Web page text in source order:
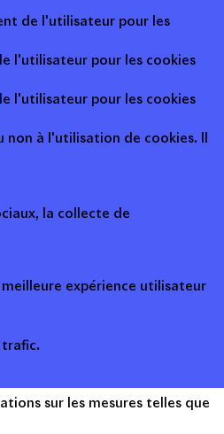
de l'utilisateur pour les
l'utilisateur pour les cookies
l'utilisateur pour les cookies
à l'utilisation de cookies. Il
la collecte de
expérience utilisateur
trafic.
sur les mesures telles que